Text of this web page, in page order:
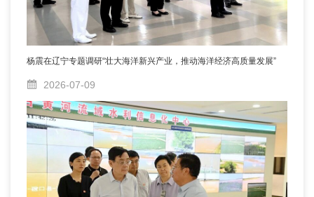
杨震在辽宁专题调研“壮大海洋新兴产业，推动海洋经济高质量发展”
2026-07-09